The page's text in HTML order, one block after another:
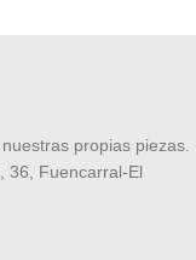
propias piezas.
36, Fuencarral-El